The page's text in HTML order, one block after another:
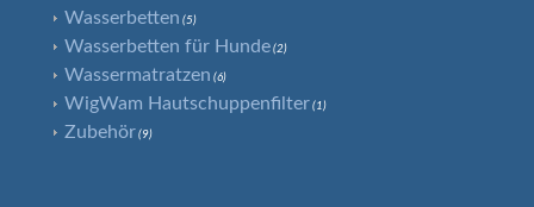
Wasserbetten (5)
Wasserbetten für Hunde (2)
Wassermatratzen (6)
WigWam Hautschuppenfilter (1)
Zubehör (9)